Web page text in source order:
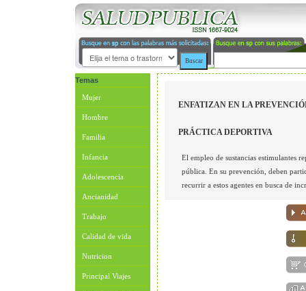
Temas
Mujer
Hombre
Familia
Infancia
Adolescencia
Ancianidad
Trabajo
Calidad de vida
Nutricion
Principal Viajes
ENFATIZAN EN LA
PRÁCTICA DEPORTIVA
El empleo de sustancias estimulantes
pública. En su prevención, deben
recurrir a estos agentes en busca de